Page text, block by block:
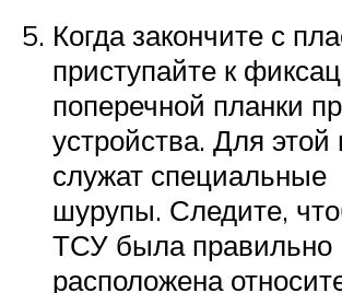
Когда закончите с
приступайте к
поперечной планки
устройства. Для этой
служат специальные
шурупы. Следите,
ТСУ была правильно
расположена